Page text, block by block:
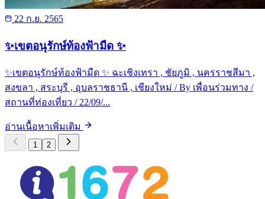
22 ก.ย. 2565
✨เขตอนุรักษ์ท้องฟ้ามืด ✨
✨เขตอนุรักษ์ท้องฟ้ามืด ✨ ฉะเชิงเทรา , ชัยภูมิ , นครราชสีมา ,
สงขลา , สระบุรี , อุบลราชธานี , เชียงใหม่ / By เพื่อนร่วมทาง /
สถานที่ท่องเที่ยว / 22/09/...
อ่านเนื้อหาเพิ่มเติม
1 2